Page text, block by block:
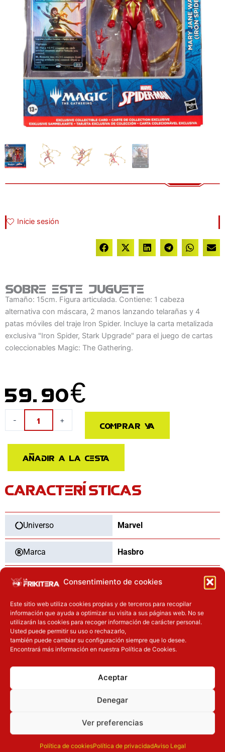
Consentimiento de cookies
Este sitio web utiliza cookies propias y de terceros para recopilar
información que ayuda a optimizar su visita a sus páginas web. No se
utilizarán las cookies para recoger información de carácter personal.
Usted puede permitir su uso o rechazarlo,
también puede cambiar su configuración siempre que lo desee.
Encontrará más información en nuestra Política de Cookies.
Aceptar
Denegar
Ver preferencias
Política de cookiesPolítica de privacidadAviso Legal
Inicie sesión
Sobre este juguete
Tamaño: 15cm. Figura articulada. Contiene: 1 cabeza
alternativa con máscara, 2 manos lanzando telarañas y 4
patas móviles del traje Iron Spider. Incluye la carta metalizada
exclusiva "Iron Spider, Stark Upgrade" para el juego de cartas
coleccionables Magic: The Gathering.
59.90€
-
Watson
Magic
Gathering
Spider-
Man
Marvel
+ Comprar ya
Añadir a la cesta
CARACTERÍSTICAS
Universo Marvel
Marca Hasbro
Categoría Figuras
Tipo Nuevo
OTROS PRODUCTOS QUE TE
PUEDEN INTERESAR
El precio original era: 32.90€.
El precio actual es: 26.32€. El precio original era: 29.90€.
El precio actual es: 22.42€.